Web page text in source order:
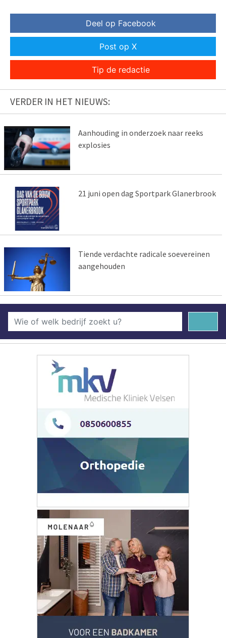
Deel op Facebook
Post op X
Tip de redactie
VERDER IN HET NIEUWS:
Aanhouding in onderzoek naar reeks
explosies
21 juni open dag Sportpark Glanerbrook
Tiende verdachte radicale soevereinen
aangehouden